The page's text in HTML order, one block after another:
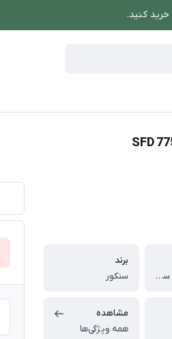
خرید کنید.
تضمین اصالت و سلامت فیزیکی کالا ( اورجینال )
برند
سنکور
مشاهده
همه ویژگی‌ها